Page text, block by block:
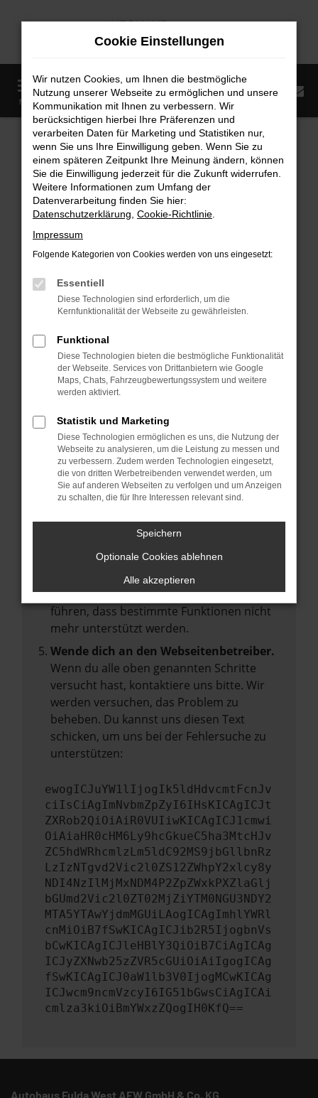
Zum
MENÜ
Startseite Fahrzeugangebote Fahrzeugmarkt
Fahrzeugmarkt
Fehler: Network Error
Beim Laden ist ein Fehler aufgetreten.
Hier sind ein paar Tipps, die dir helfen können:
Überprüfe deine Firewall und deine
Internetverbindung.
deine Suchmaschine?
Prüfe deine Browsererweiterungen.
Manche Erweiterungen, wie Werbeblocker,
können das Laden bestimmter Seiten
anderen Browser oder in einem privaten
Fenster?
Starte dein Gerät neu.
Das kann manchmal helfen,
vorübergehende Probleme zu beheben.
Stelle sicher, dass dein Browser und dein
Betriebssystem auf dem neuesten Stand
Veraltete Software birgt nicht nur ein
Sicherheitsrisiko, sondern kann auch dazu
führen, dass bestimmte Funktionen nicht
mehr unterstützt werden.
Wende dich an den Webseitenbetreiber.
Wenn du alle oben genannten Schritte
versucht hast, kontaktiere uns bitte. Wir
werden versuchen, das Problem zu
beheben. Du kannst uns diesen Text
schicken, um uns bei der Fehlersuche zu
unterstützen:
ewogICJuYW1lIjogIk5ldHdvcmtFcnJv
ciIsCiAgImNvbmZpZyI6IHsKICAgICJt
ZXRob2QiOiAiR0VUIiwKICAgICJ1cmwi
OiAiaHR0cHM6Ly9hcGkueC5ha3MtcHJv
ZC5hdWRhcmlzLm5ldC92MS9jbGllbnRz
LzIzNTgvd2Vic2l0ZS12ZWhpY2xlcy8y
NDI4NzIlMjMxNDM4P2ZpZWxkPXZlaGlj
bGUmd2Vic2l0ZT02MjZiYTM0NGU3NDY2
MTA5YTAwYjdmMGUiLAogICAgImhlYWRl
cnMiOiB7fSwKICAgICJib2R5IjogbnVs
bCwKICAgICJleHBlY3QiOiB7CiAgICAg
ICJyZXNwb25zZVR5cGUiOiAiIgogICAg
fSwKICAgICJ0aW1lb3V0IjogMCwKICAg
ICJwcm9ncmVzcyI6IG51bGwsCiAgICAi
cmlza3kiOiBmYWxzZQogIH0KfQ==
Autohaus Fulda West AFW GmbH & Co. KG
Cookie Einstellungen
Wir nutzen Cookies, um Ihnen die bestmögliche
Nutzung unserer Webseite zu ermöglichen und unsere
Kommunikation mit Ihnen zu verbessern. Wir
berücksichtigen hierbei Ihre Präferenzen und
verarbeiten Daten für Marketing und Statistiken nur,
wenn Sie uns Ihre Einwilligung geben. Wenn Sie zu
einem späteren Zeitpunkt Ihre Meinung ändern, können
Sie die Einwilligung jederzeit für die Zukunft widerrufen.
Weitere Informationen zum Umfang der
Datenverarbeitung finden Sie hier:
Datenschutzerklärung Cookie-Richtlinie
Impressum
Folgende Kategorien von Cookies werden von uns eingesetzt:
Essentiell
Diese Technologien sind erforderlich, um die
Kernfunktionalität der Webseite zu gewährleisten.
Funktional
Diese Technologien bieten die bestmögliche Funktionalität
der Webseite. Services von Drittanbietern wie Google
Maps, Chats, Fahrzeugbewertungssystem und weitere
werden aktiviert.
Statistik und Marketing
Diese Technologien ermöglichen es uns, die Nutzung der
Webseite zu analysieren, um die Leistung zu messen und
zu verbessern. Zudem werden Technologien eingesetzt,
die von dritten Werbetreibenden verwendet werden, um
Sie auf anderen Webseiten zu verfolgen und um Anzeigen
zu schalten, die für Ihre Interessen relevant sind.
Speichern
Optionale Cookies ablehnen
Alle akzeptieren